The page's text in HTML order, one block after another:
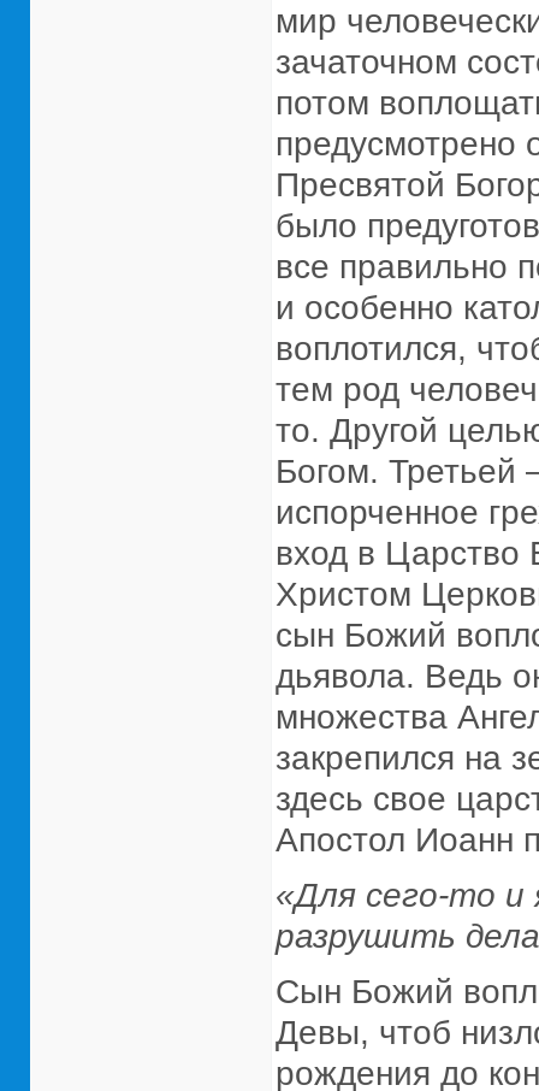
мир
зачаточном
потом
предусмотрено
Пресвятой
было
все правильно
и особенно
воплотился,
тем род
то. Другой
Богом. Третьей
испорченное
вход в Царство
Христом
сын Божий
дьявола. Ведь
множества
закрепился на
здесь свое
Апостол Иоанн
«Для сего-то
разрушить
Сын Божий
Девы, чтоб
рождения до